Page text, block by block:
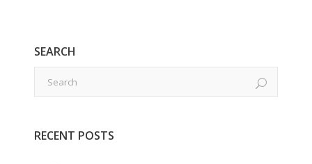
SEARCH
RECENT POSTS